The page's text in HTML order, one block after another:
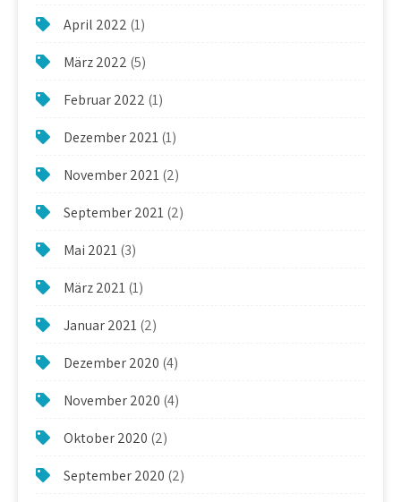
April 2022 (1)
März 2022 (5)
Februar 2022 (1)
Dezember 2021(1)
November 2021(2)
September 2021(2)
Mai 2021(3)
März 2021(1)
Januar 2021(2)
Dezember 2020 (4)
November 2020 (4)
Oktober 2020 (2)
September 2020 (2)